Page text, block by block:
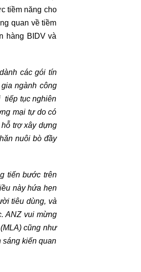
tiềm năng cho
quan về tiềm
hàng BIDV và
các gói tín
ngành công
tiếp tục nghiên
mại tự do có
trợ xây dựng
nuôi bò đầy
tiến bước trên
này hứa hẹn
tiêu dùng, và
ANZ vui mừng
cũng như
sáng kiến quan